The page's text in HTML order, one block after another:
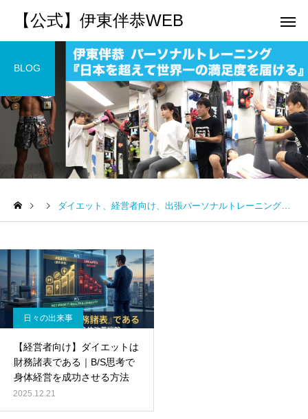
【公式】伊東伴恭WEB
トレーナーとして 個別トレー
パーソナルトレーニ
キックボクシングで本当に
が消費カロリーと週の回数
で答えます
パーソナルトレーニ
パーソナルトレーナー
BLOG
ダイエット、経営者向け、出張パーソナルトレーニング、出張キックボクシング
日々の出来事
【経営者向け】ダイエットは
財務諸表である｜B/S思考で
身体経営を成功させる方法
2025.12.21